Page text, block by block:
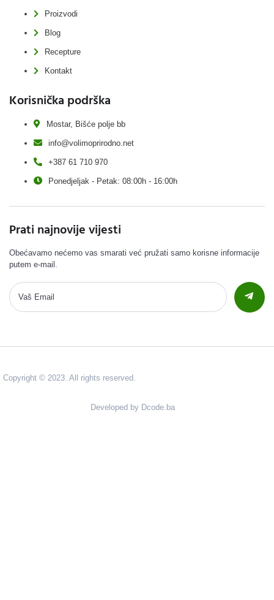
Proizvodi
Blog
Recepture
Kontakt
Korisnička podrška
Mostar, Bišće polje bb
info@volimoprirodno.net
+387 61 710 970
Ponedjeljak - Petak: 08:00h - 16:00h
Prati najnovije vijesti
Obećavamo nećemo vas smarati već pružati samo korisne informacije
putem e-mail.
Copyright © 2023. All rights reserved.
Developed by Dcode.ba